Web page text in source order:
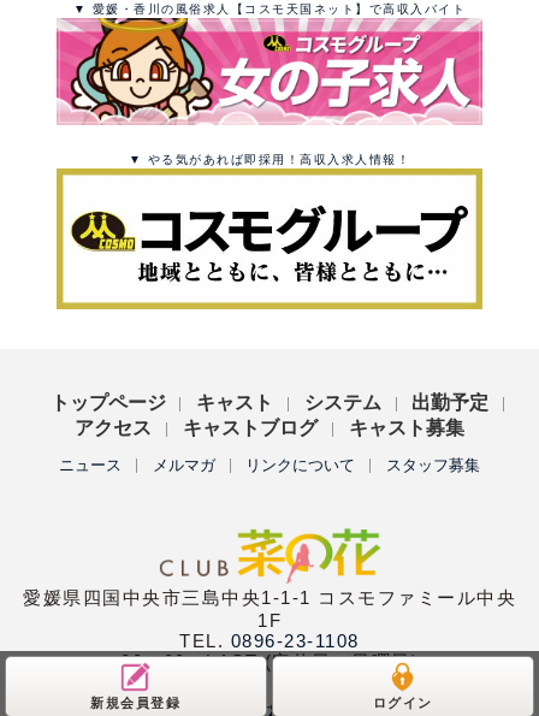
▼ 愛媛・香川の風俗求人【コスモ天国ネット】で高収入バイト
▼ やる気があれば即採用！高収入求人情報！
トップページ キャスト システム
出勤予定
アクセス
キャストブログ キャスト募集
ニュース メルマガ リンクについて スタッフ募集
愛媛県四国中央市三島中央1-1-1 コスモファミール中央
1F
TEL. 0896-23-1108
20：00〜LAST (定休日：日曜日)
新規会員登録 ログイン